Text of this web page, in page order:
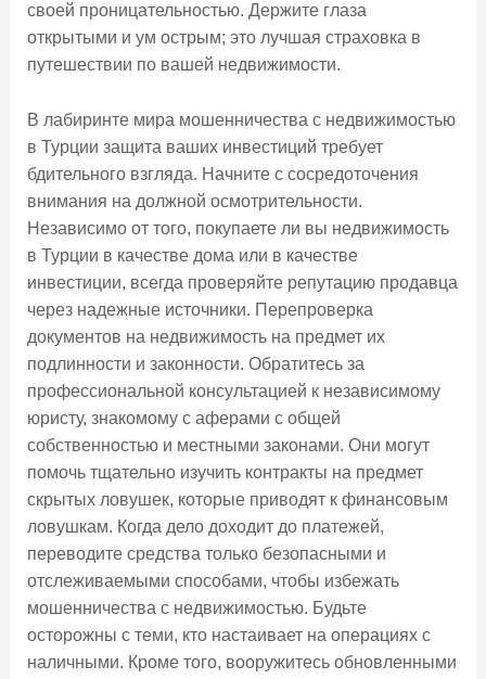
своей проницательностью. Держите глаза
открытыми и ум острым; это лучшая страховка в
путешествии по вашей недвижимости.
В лабиринте мира мошенничества с недвижимостью
в Турции защита ваших инвестиций требует
бдительного взгляда. Начните с сосредоточения
внимания на должной осмотрительности.
Независимо от того, покупаете ли вы недвижимость
в Турции в качестве дома или в качестве
инвестиции, всегда проверяйте репутацию продавца
через надежные источники. Перепроверка
документов на недвижимость на предмет их
подлинности и законности. Обратитесь за
профессиональной консультацией к независимому
юристу, знакомому с аферами с общей
собственностью и местными законами. Они могут
помочь тщательно изучить контракты на предмет
скрытых ловушек, которые приводят к финансовым
ловушкам. Когда дело доходит до платежей,
переводите средства только безопасными и
отслеживаемыми способами, чтобы избежать
мошенничества с недвижимостью. Будьте
осторожны с теми, кто настаивает на операциях с
наличными. Кроме того, вооружитесь обновленными